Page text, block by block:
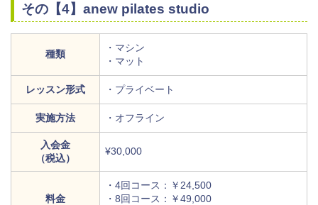
その【4】anew pilates studio
種類
・マシン
・マット
レッスン形式 ・プライベート
実施方法 ・オフライン
入会金
（税込）
¥30,000
料金
・4回コース：￥24,500
・8回コース：￥49,000